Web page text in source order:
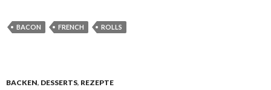
BACON FRENCH ROLLS
BACKEN, DESSERTS, REZEPTE